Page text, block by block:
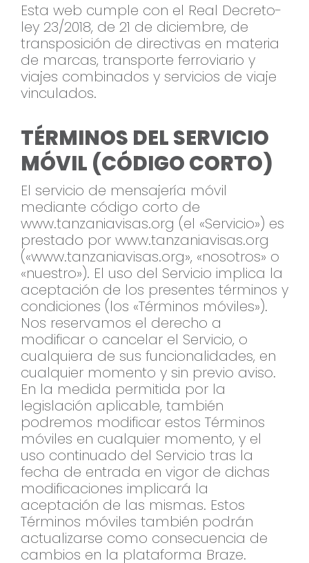
Esta web cumple con el Real Decreto-
ley 23/2018, de 21 de diciembre, de
transposición de directivas en materia
de marcas, transporte ferroviario y
viajes combinados y servicios de viaje
vinculados.
TÉRMINOS DEL SERVICIO
MÓVIL (CÓDIGO CORTO)
El servicio de mensajería móvil
mediante código corto de
www.tanzaniavisas.org (el «Servicio») es
prestado por www.tanzaniavisas.org
(«www.tanzaniavisas.org», «nosotros» o
«nuestro»). El uso del Servicio implica la
aceptación de los presentes términos y
condiciones (los «Términos móviles»).
Nos reservamos el derecho a
modificar o cancelar el Servicio, o
cualquiera de sus funcionalidades, en
cualquier momento y sin previo aviso.
En la medida permitida por la
legislación aplicable, también
podremos modificar estos Términos
móviles en cualquier momento, y el
uso continuado del Servicio tras la
fecha de entrada en vigor de dichas
modificaciones implicará la
aceptación de las mismas. Estos
Términos móviles también podrán
actualizarse como consecuencia de
cambios en la plataforma Braze.